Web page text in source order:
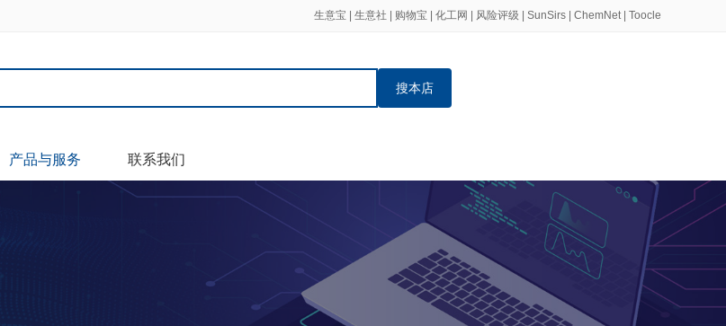
生意宝 生意社 购物宝 化工网 风险评级 SunSirs ChemNet| Toocle
搜本店
产品与服务 联系我们